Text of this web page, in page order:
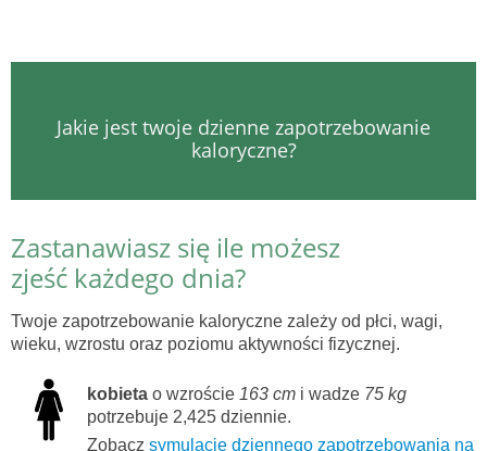
Jakie jest twoje dzienne zapotrzebowanie
kaloryczne?
Zastanawiasz się ile możesz
zjeść każdego dnia?
Twoje zapotrzebowanie kaloryczne zależy od płci, wagi,
wieku, wzrostu oraz poziomu aktywności fizycznej.
kobieta o wzroście 163 cm i wadze 75 kg
potrzebuje 2,425 dziennie.
Zobacz symulację dziennego zapotrzebowania na